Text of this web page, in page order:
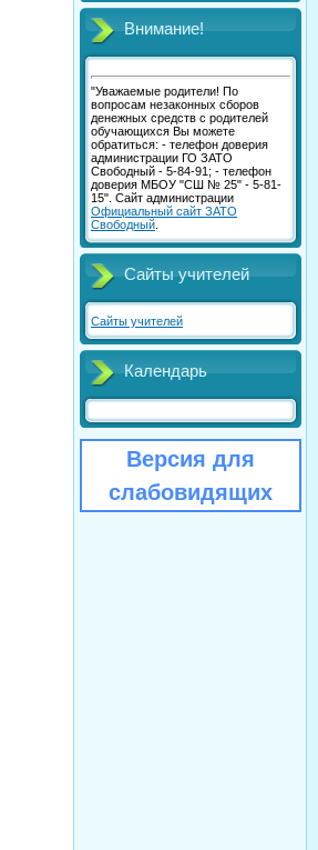
Внимание!
"Уважаемые родители! По
вопросам незаконных сборов
денежных средств с родителей
обучающихся Вы можете
обратиться: - телефон доверия
администрации ГО ЗАТО
Свободный - 5-84-91; - телефон
доверия МБОУ "СШ № 25" - 5-81-
15". Сайт администрации
Официальный сайт ЗАТО
Свободный
Сайты учителей
Сайты учителей
Календарь
Версия для
слабовидящих